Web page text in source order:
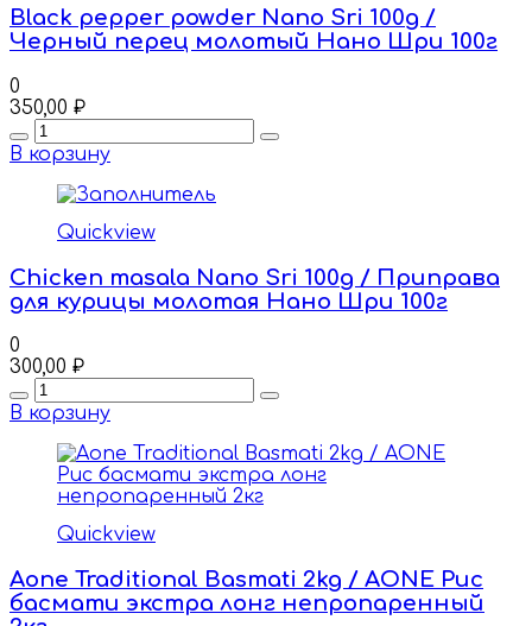
Black pepper powder Nano Sri 100g /
Черный перец молотый Нано Шри 100г
0
350,00 ₽
Quantity
В корзину
Quickview
Chicken masala Nano Sri 100g / Приправа
для курицы молотая Нано Шри 100г
0
300,00 ₽
Quantity
В корзину
Quickview
Aone Traditional Basmati 2kg / AONE Рис
басмати экстра лонг непропаренный